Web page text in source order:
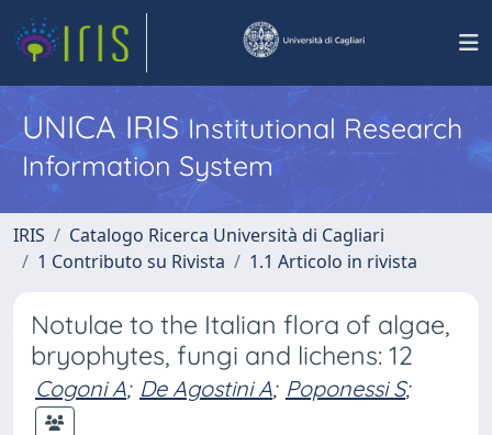
UNICA IRISInstitutional Research
Information System
IRIS
Catalogo Ricerca Università di Cagliari
1 Contributo su Rivista
1.1 Articolo in rivista
Notulae to the Italian flora of algae,
bryophytes, fungi and lichens: 12
Cogoni A; De Agostini A; Poponessi S;